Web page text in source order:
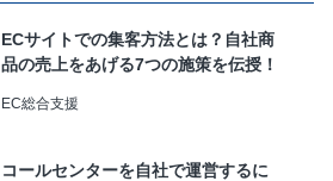
ECサイトでの集客方法とは？自社商
品の売上をあげる7つの施策を伝授！
EC総合支援
コールセンターを自社で運営するに